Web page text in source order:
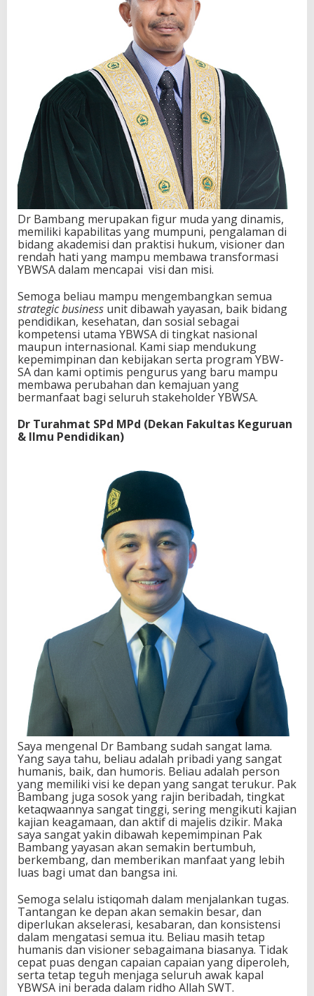
Dr Bambang merupakan figur muda yang dinamis,
memiliki kapabilitas yang mumpuni, pengalaman di
bidang akademisi dan praktisi hukum, visioner dan
rendah hati yang mampu membawa transformasi
YBWSA dalam mencapai visi dan misi.
Semoga beliau mampu mengembangkan semua
strategic business unit dibawah yayasan, baik bidang
pendidikan, kesehatan, dan sosial sebagai
kompetensi utama YBWSA di tingkat nasional
maupun internasional. Kami siap mendukung
kepemimpinan dan kebijakan serta program YBW-
SA dan kami optimis pengurus yang baru mampu
membawa perubahan dan kemajuan yang
bermanfaat bagi seluruh stakeholder YBWSA.
Dr Turahmat SPd MPd (Dekan Fakultas Keguruan
& Ilmu Pendidikan)
Saya mengenal Dr Bambang sudah sangat lama.
Yang saya tahu, beliau adalah pribadi yang sangat
humanis, baik, dan humoris. Beliau adalah person
yang memiliki visi ke depan yang sangat terukur. Pak
Bambang juga sosok yang rajin beribadah, tingkat
ketaqwaannya sangat tinggi, sering mengikuti kajian
kajian keagamaan, dan aktif di majelis dzikir. Maka
saya sangat yakin dibawah kepemimpinan Pak
Bambang yayasan akan semakin bertumbuh,
berkembang, dan memberikan manfaat yang lebih
luas bagi umat dan bangsa ini.
Semoga selalu istiqomah dalam menjalankan tugas.
Tantangan ke depan akan semakin besar, dan
diperlukan akselerasi, kesabaran, dan konsistensi
dalam mengatasi semua itu. Beliau masih tetap
humanis dan visioner sebagaimana biasanya. Tidak
cepat puas dengan capaian capaian yang diperoleh,
serta tetap teguh menjaga seluruh awak kapal
YBWSA ini berada dalam ridho Allah SWT.